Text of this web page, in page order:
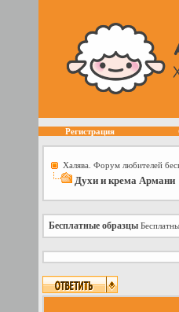
Регистрация
Халява. Форум любителей
Духи и крема Армани
Бесплатные образцы